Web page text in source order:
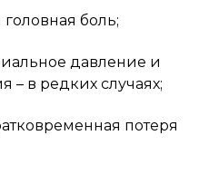
боль;
давление и
– в редких случаях;
потеря